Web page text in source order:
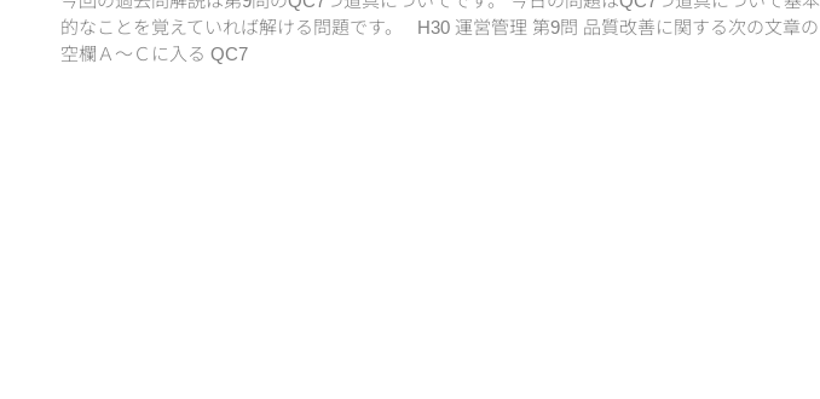
的なことを覚えていれば解ける問題です。 H30 運営管理 第9問 品質改善に関する次の文章の
空欄Ａ〜Ｃに入る QC7